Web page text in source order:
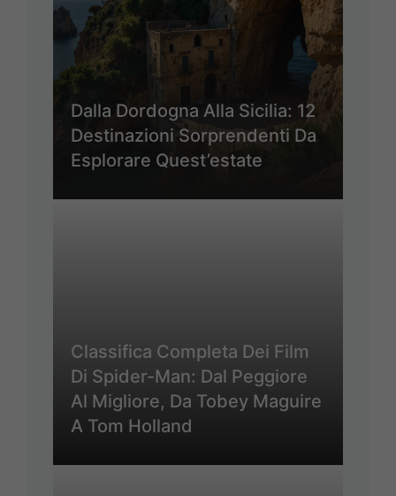
Dalla Dordogna Alla Sicilia: 12
Destinazioni Sorprendenti Da
Esplorare Quest’estate
Classifica Completa Dei Film
Di Spider-Man: Dal Peggiore
Al Migliore, Da Tobey Maguire
A Tom Holland